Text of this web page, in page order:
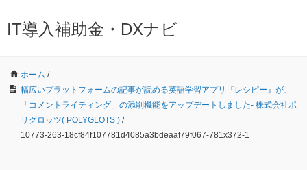
IT導入補助金・DXナビ
ホーム /
幅広いプラットフォームの記事が読める英語学習アプリ『レシピー』が、
「コメントライティング」の添削機能をアップデートしました- 株式会社ポ
リグロッツ( POLYGLOTS ) /
10773-263-18cf84f107781d4085a3bdeaaf79f067-781x372-1